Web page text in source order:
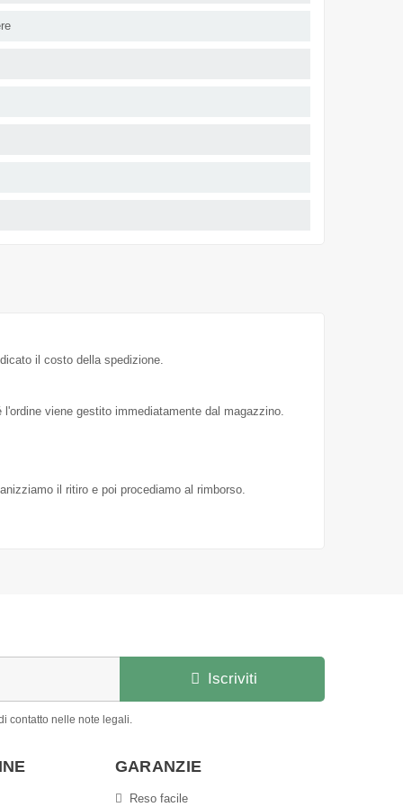
il costo della spedizione.
viene gestito immediatamente dal magazzino.
il ritiro e poi procediamo al rimborso.
Iscriviti
contatto nelle note legali.
GARANZIE
Reso facile